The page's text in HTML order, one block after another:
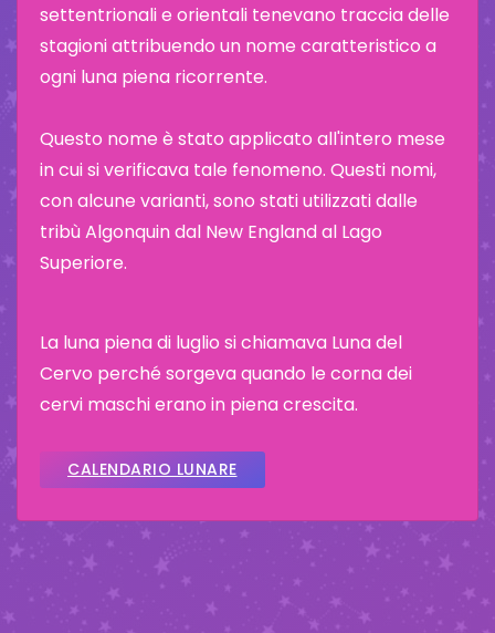
settentrionali e orientali tenevano traccia delle
stagioni attribuendo un nome caratteristico a
ogni luna piena ricorrente.
Questo nome è stato applicato all'intero mese
in cui si verificava tale fenomeno. Questi nomi,
con alcune varianti, sono stati utilizzati dalle
tribù Algonquin dal New England al Lago
Superiore.
La luna piena di luglio si chiamava Luna del
Cervo perché sorgeva quando le corna dei
cervi maschi erano in piena crescita.
CALENDARIO LUNARE